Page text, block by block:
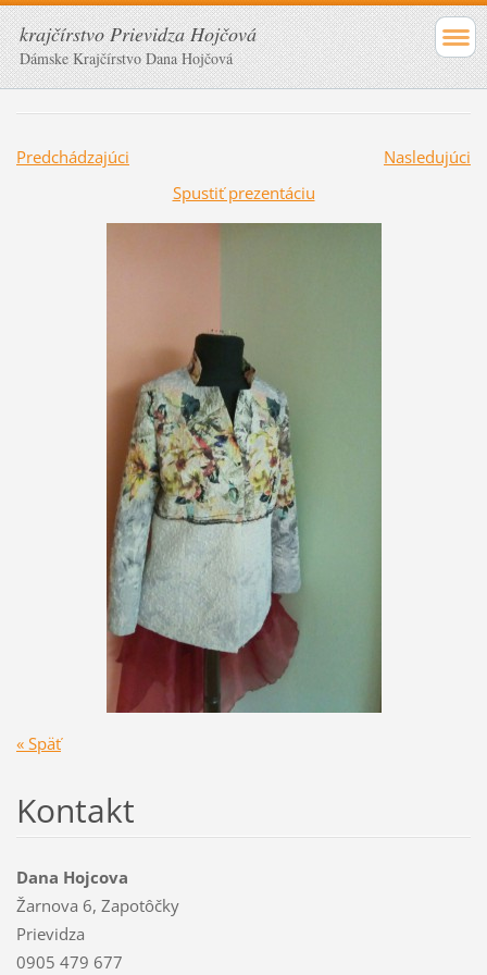
krajčírstvo Prievidza Hojčová
Dámske Krajčírstvo Dana Hojčová
Predchádzajúci
Nasledujúci
Spustiť prezentáciu
« Späť
Kontakt
Dana Hojcova
Žarnova 6, Zapotôčky
Prievidza
0905 479 677